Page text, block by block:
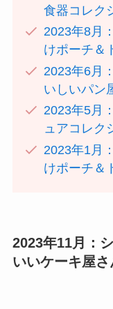
食器コレク
2023年8月
けポーチ＆
2023年6月
いしいパン
2023年5月
ュアコレク
2023年1月
けポーチ＆
2023年11月：
いいケーキ屋さ